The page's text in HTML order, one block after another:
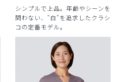
シンプルで上品。年齢やシーンを
問わない、"白"を追求したクラシ
コの定番モデル。